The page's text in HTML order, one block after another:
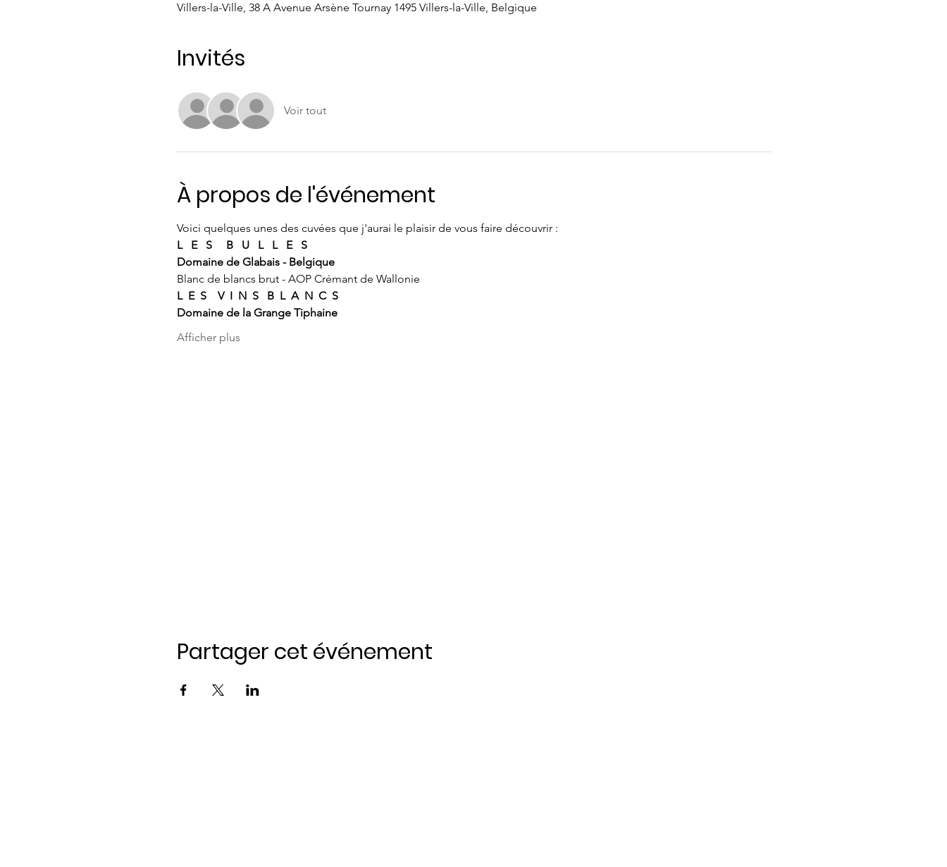
Villers-la-Ville, 38 A Avenue Arsène Tournay 1495 Villers-la-Ville, Belgique
Invités
Voir tout
À propos de l'événement
Voici quelques unes des cuvées que j'aurai le plaisir de vous faire découvrir :
L   E   S     B   U   L   L   E   S
Domaine de Glabais - Belgique
Blanc de blancs brut - AOP Crémant de Wallonie
L  E  S    V  I  N  S   B  L  A  N  C  S
Domaine de la Grange Tiphaine
Afficher plus
Partager cet événement